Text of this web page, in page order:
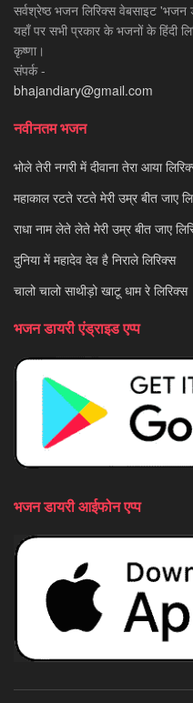
सर्वश्रेष्ठ भजन लिरिक्स वेबसाइट 'भजन
यहाँ पर सभी प्रकार के भजनों के हिंदी
कृष्णा।
संपर्क -
bhajandiary@gmail.com
नवीनतम भजन
भोले तेरी नगरी में दीवाना तेरा आया
महाकाल रटते रटते मेरी उम्र बीत जाए
राधा नाम लेते लेते मेरी उम्र बीत जाए
दुनिया में महादेव देव है निराले लिरिक्स
चालो चालो साथीड़ो खाटू धाम रे लिरिक्स
भजन डायरी एंड्राइड एप्प
भजन डायरी आईफोन एप्प